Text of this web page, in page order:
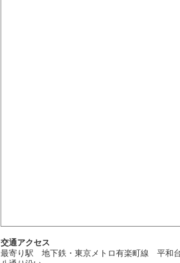
交通アクセス
最寄り駅 地下鉄・東京メトロ有楽町線 平和